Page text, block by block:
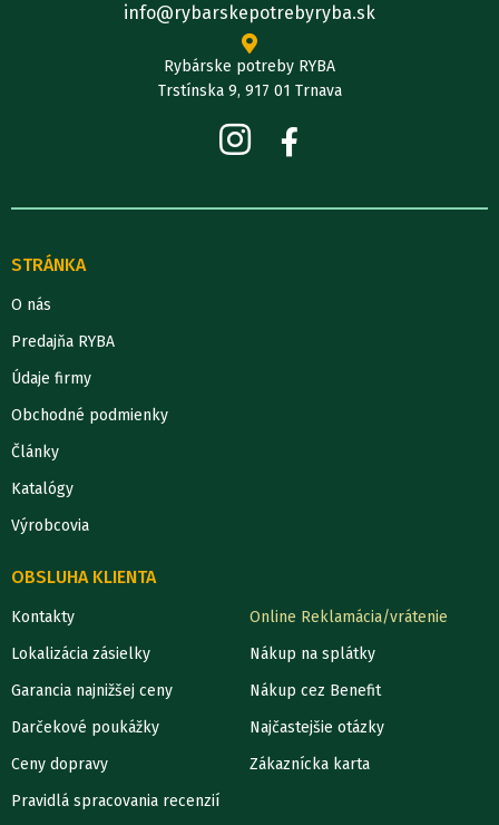
info@rybarskepotrebyryba.sk
Rybárske potreby RYBA
Trstínska 9, 917 01 Trnava
STRÁNKA
O nás
Predajňa RYBA
Údaje firmy
Obchodné podmienky
Články
Katalógy
Výrobcovia
OBSLUHA KLIENTA
Kontakty
Lokalizácia zásielky
Garancia najnižšej ceny
Darčekové poukážky
Ceny dopravy
Pravidlá spracovania recenzií
Online Reklamácia/vrátenie
Nákup na splátky
Nákup cez Benefit
Najčastejšie otázky
Zákaznícka karta